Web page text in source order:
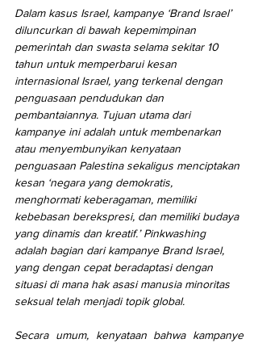
Dalam kasus Israel, kampanye ‘Brand Israel’
diluncurkan di bawah kepemimpinan
pemerintah dan swasta selama sekitar 10
tahun untuk memperbarui kesan
internasional Israel, yang terkenal dengan
penguasaan pendudukan dan
pembantaiannya. Tujuan utama dari
kampanye ini adalah untuk membenarkan
atau menyembunyikan kenyataan
penguasaan Palestina sekaligus menciptakan
kesan ‘negara yang demokratis,
menghormati keberagaman, memiliki
kebebasan berekspresi, dan memiliki budaya
yang dinamis dan kreatif.’ Pinkwashing
adalah bagian dari kampanye Brand Israel,
yang dengan cepat beradaptasi dengan
situasi di mana hak asasi manusia minoritas
seksual telah menjadi topik global.
Secara umum, kenyataan bahwa kampanye